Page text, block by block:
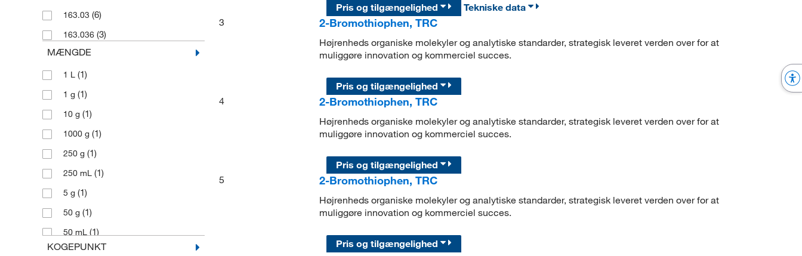
163.03 (6)
163.036 (3)
MÆNGDE
1 L (1)
1 g (1)
10 g (1)
1000 g (1)
250 g (1)
250 mL (1)
5 g (1)
50 g (1)
50 mL (1)
KOGEPUNKT
Pris og tilgængelighed
Tekniske data
3
2-Bromothiophen, TRC
Højrenheds organiske molekyler og analytiske standarder, strategisk leveret verden over for at
muliggøre innovation og kommerciel succes.
Pris og tilgængelighed
4
2-Bromothiophen, TRC
Højrenheds organiske molekyler og analytiske standarder, strategisk leveret verden over for at
muliggøre innovation og kommerciel succes.
Pris og tilgængelighed
5
2-Bromothiophen, TRC
Højrenheds organiske molekyler og analytiske standarder, strategisk leveret verden over for at
muliggøre innovation og kommerciel succes.
Pris og tilgængelighed